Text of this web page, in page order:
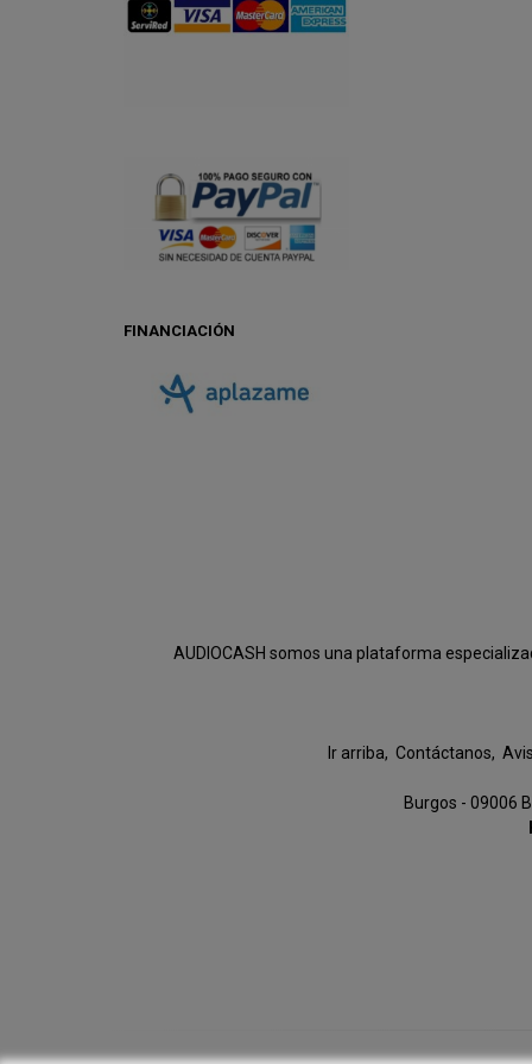
FINANCIACIÓN
AUDIOCASH somos una plataforma
Ir arriba Contáctanos
Burgos - 09006